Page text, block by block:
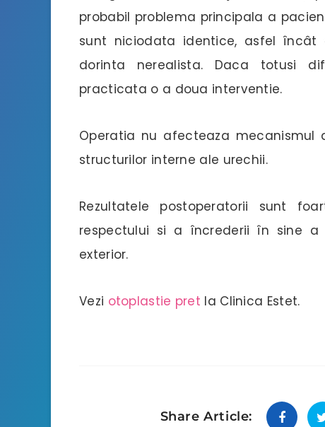
probabil problema principala a
sunt niciodata identice, asfel
dorinta nerealista. Daca totusi
practicata o a doua interventie.
Operatia nu afecteaza mecanismul
structurilor interne ale urechii.
Rezultatele postoperatorii sunt
respectului si a încrederii în sine a
exterior.
Vezi otoplastie pret la Clinica Estet.
Share Article: